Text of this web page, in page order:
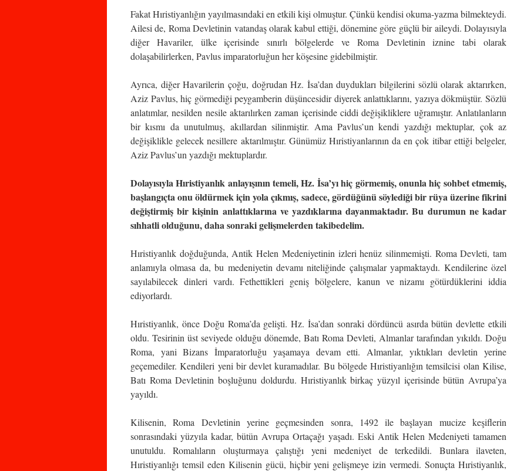
Fakat Hıristiyanlığın yayılmasındaki en etkili kişi olmuştur. Çünkü kendisi okuma-yazma bilmekteydi.
Ailesi de, Roma Devletinin vatandaş olarak kabul ettiği, dönemine göre güçlü bir aileydi. Dolayısıyla
diğer Havariler, ülke içerisinde sınırlı bölgelerde ve Roma Devletinin iznine tabi olarak
dolaşabilirlerken, Pavlus imparatorluğun her köşesine gidebilmiştir.
Ayrıca, diğer Havarilerin çoğu, doğrudan Hz. İsa’dan duydukları bilgilerini sözlü olarak aktarırken,
Aziz Pavlus, hiç görmediği peygamberin düşüncesidir diyerek anlattıklarını, yazıya dökmüştür. Sözlü
anlatımlar, nesilden nesile aktarılırken zaman içerisinde ciddi değişikliklere uğramıştır. Anlatılanların
bir kısmı da unutulmuş, akıllardan silinmiştir. Ama Pavlus’un kendi yazdığı mektuplar, çok az
değişiklikle gelecek nesillere aktarılmıştır. Günümüz Hıristiyanlarının da en çok itibar ettiği belgeler,
Aziz Pavlus’un yazdığı mektuplardır.
Dolayısıyla Hıristiyanlık anlayışının temeli, Hz. İsa’yı hiç görmemiş, onunla hiç sohbet etmemiş,
başlangıçta onu öldürmek için yola çıkmış, sadece, gördüğünü söylediği bir rüya üzerine fikrini
değiştirmiş bir kişinin anlattıklarına ve yazdıklarına dayanmaktadır. Bu durumun ne kadar
sıhhatli olduğunu, daha sonraki gelişmelerden takibedelim.
Hıristiyanlık doğduğunda, Antik Helen Medeniyetinin izleri henüz silinmemişti. Roma Devleti, tam
anlamıyla olmasa da, bu medeniyetin devamı niteliğinde çalışmalar yapmaktaydı. Kendilerine özel
sayılabilecek dinleri vardı. Fethettikleri geniş bölgelere, kanun ve nizamı götürdüklerini iddia
ediyorlardı.
Hıristiyanlık, önce Doğu Roma’da gelişti. Hz. İsa’dan sonraki dördüncü asırda bütün devlette etkili
oldu. Tesirinin üst seviyede olduğu dönemde, Batı Roma Devleti, Almanlar tarafından yıkıldı. Doğu
Roma, yani Bizans İmparatorluğu yaşamaya devam etti. Almanlar, yıktıkları devletin yerine
geçemediler. Kendileri yeni bir devlet kuramadılar. Bu bölgede Hıristiyanlığın temsilcisi olan Kilise,
Batı Roma Devletinin boşluğunu doldurdu. Hıristiyanlık birkaç yüzyıl içerisinde bütün Avrupa’ya
yayıldı.
Kilisenin, Roma Devletinin yerine geçmesinden sonra, 1492 ile başlayan mucize keşiflerin
sonrasındaki yüzyıla kadar, bütün Avrupa Ortaçağı yaşadı. Eski Antik Helen Medeniyeti tamamen
unutuldu. Romalıların oluşturmaya çalıştığı yeni medeniyet de terkedildi. Bunlara ilaveten,
Hıristiyanlığı temsil eden Kilisenin gücü, hiçbir yeni gelişmeye izin vermedi. Sonuçta Hıristiyanlık,